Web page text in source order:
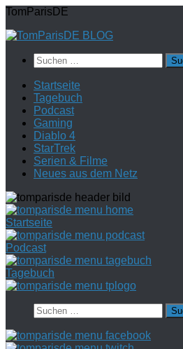
Zum
springen
TomParisDE
Suchen
nach:
Startseite
Tagebuch
Podcast
Gaming
Diablo 4
StarTrek
Serien & Filme
Neues aus dem Netz
Startseite
Podcast
Tagebuch
Suchen
nach: